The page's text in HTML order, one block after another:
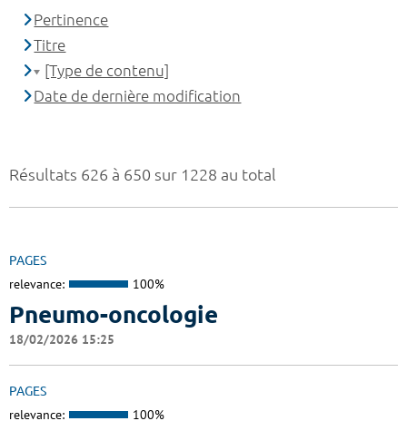
Résultats 626 à 650 sur 1228 au total
PAGES
relevance: 100%
Pneumo-oncologie
18/02/2026 15:25
PAGES
relevance: 100%
Pertinence
Titre
[Type de contenu]
Date de dernière modification